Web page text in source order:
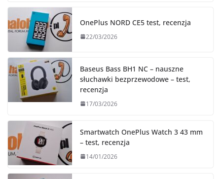
OnePlus NORD CE5 test, recenzja
22/03/2026
Baseus Bass BH1 NC – nauszne
słuchawki bezprzewodowe – test,
recenzja
17/03/2026
Smartwatch OnePlus Watch 3 43 mm
– test, recenzja
14/01/2026